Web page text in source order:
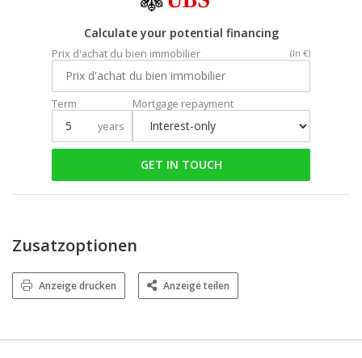
Calculate your potential financing
Prix d'achat du bien immobilier (In €)
Term
years
Mortgage repayment
GET IN TOUCH
Zusatzoptionen
Anzeige drucken Anzeige teilen